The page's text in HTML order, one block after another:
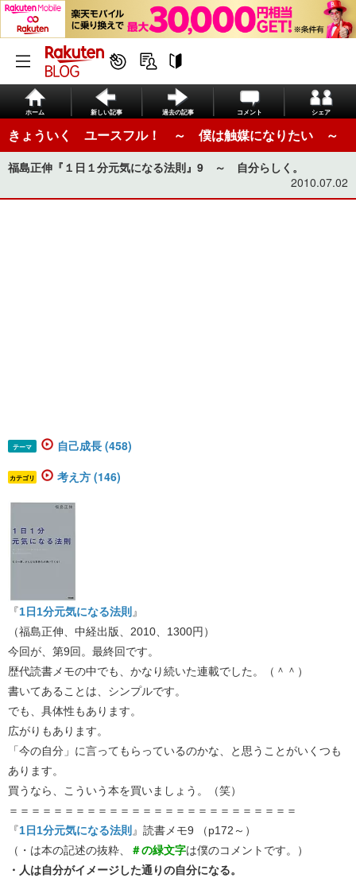
ホーム 新しい記事 過去の記事 コメント シェア
きょういく ユースフル！ ～ 僕は触媒になりたい ～
福島正伸『１日１分元気になる法則』9 ～ 自分らしく。
2010.07.02
テーマ 自己成長 (458)
カテゴリ 考え方 (146)
『1日1分元気になる法則 』
（福島正伸、中経出版、2010、1300円）
今回が、第9回。最終回です。
歴代読書メモの中でも、かなり続いた連載でした。（＾＾）
書いてあることは、シンプルです。
でも、具体性もあります。
広がりもあります。
「今の自分」に言ってもらっているのかな、と思うことがいくつも
あります。
買うなら、こういう本を買いましょう。（笑）
＝＝＝＝＝＝＝＝＝＝＝＝＝＝＝＝＝＝＝＝＝＝＝＝＝＝
『1日1分元気になる法則 』読書メモ9 （p172～）
（・は本の記述の抜粋、
＃の緑文字は僕のコメントです。）
・人は自分がイメージした通りの自分になる。